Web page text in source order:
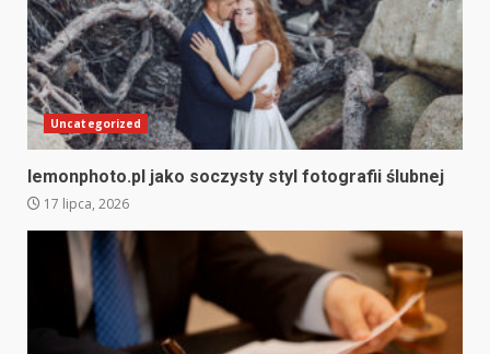
Uncategorized
lemonphoto.pl jako soczysty styl fotografii ślubnej
17 lipca, 2026